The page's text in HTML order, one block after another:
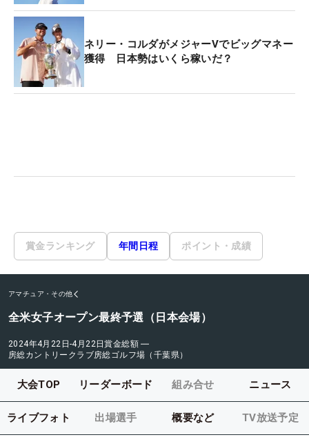
ネリー・コルダがメジャーVでビッグマネー
獲得 日本勢はいくら稼いだ？
賞金ランキング 年間日程 ポイント・成績
アマチュア・その他
全米女子オープン最終予選（日本会場）
2024年4月22日-4月22日賞金総額 ―
房総カントリークラブ房総ゴルフ場（千葉県）
大会TOP リーダーボード 組み合せ ニュース
ライブフォト 出場選手 概要など TV放送予定